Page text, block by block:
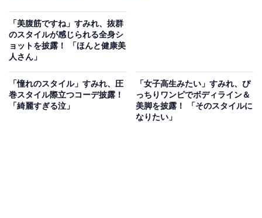
「美腹筋ですね」すみれ、抜群
のスタイルが感じられる全身シ
ョットを披露！ 「ほんと健康美
人さん」
「憧れのスタイル」すみれ、圧
巻スタイル際立つコーデ披露！
「綺麗すぎる泣」
「女子高生みたい」すみれ、ぴ
っちりワンピでボディライン＆
美脚を披露！ 「そのスタイルに
なりたい」